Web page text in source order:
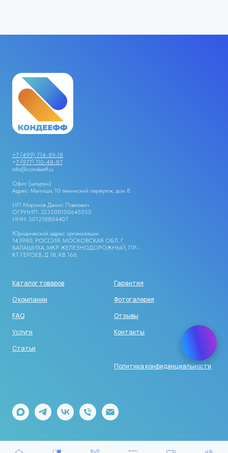
+7 (499) 714-89-18
+7 (977) 110-48-87
info@condeeff.ru
Офис (шоурум)
Адрес: Мытищи, 10 ленинский переулок, дом 8.
ИП Миронов Денис Павлович
ОГРНИП: 323508100645050
ИНН: 501218804407
Юридический адрес организации
143980, РОССИЯ, МОСКОВСКАЯ ОБЛ, Г
БАЛАШИХА, МКР ЖЕЛЕЗНОДОРОЖНЫЙ, ПР-
КТ ГЕРОЕВ, Д 18, КВ 166
Каталог товаров
О компании
FAQ
Услуги
Статьи
Гарантия
Фотогалерея
Отзывы
Контакты
Политика конфиденциальности